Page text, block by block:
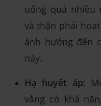
uống quá nhiều
và thận phải
ảnh hưởng đến
này.
Hạ huyết áp:
vằng có khả